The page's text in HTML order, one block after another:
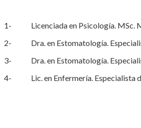
1- Licenciada en Psicología. MSc.
2- Dra. en Estomatología.
3- Dra. en Estomatología.
4- Lic. en Enfermería. Especialista